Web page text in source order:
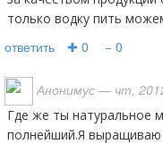
только водку пить
ответить ✚ 0 − 0
Анонимус — чт,
где же ты натуральное мясо молоко калбасу берёшь?Бред
полнейший.Я